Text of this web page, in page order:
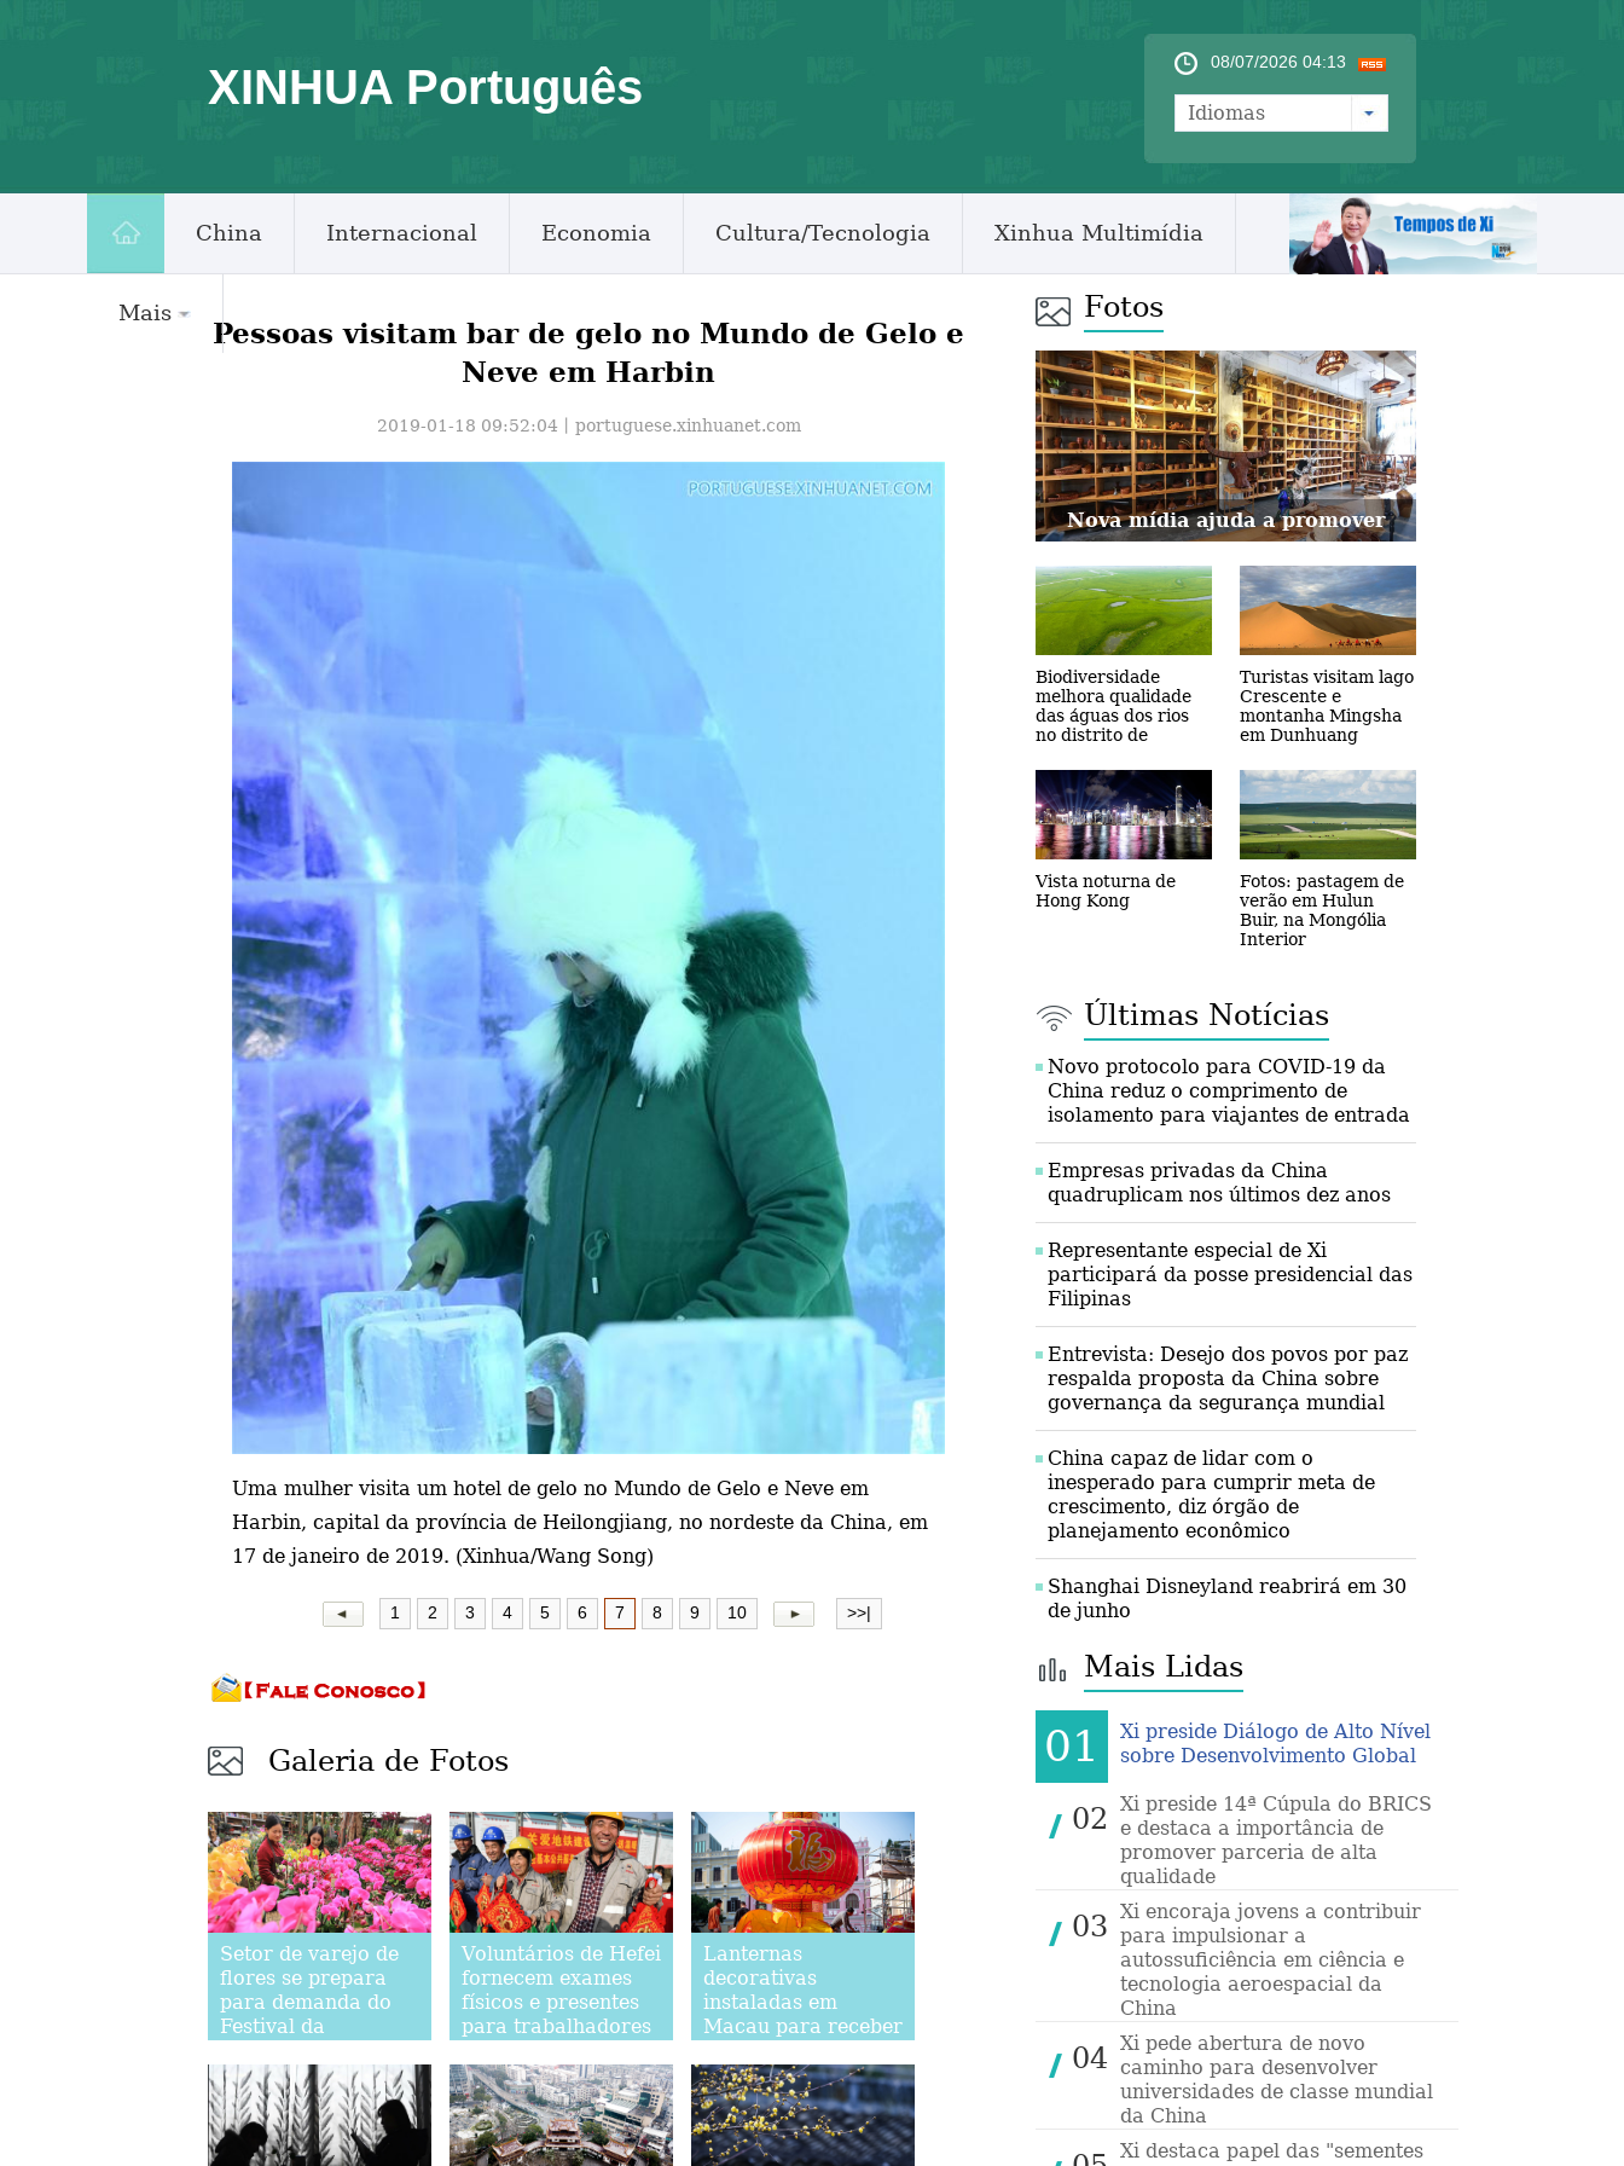
XINHUA Português 08/07/2026 04:13
Idiomas
China Internacional Economia Cultura/Tecnologia Xinhua Multimídia
Mais
Pessoas visitam bar de gelo no Mundo de Gelo e
Neve em Harbin
2019-01-18 09:52:04丨 portuguese.xinhuanet.com
Uma mulher visita um hotel de gelo no Mundo de Gelo e Neve em
Harbin, capital da província de Heilongjiang, no nordeste da China, em
17 de janeiro de 2019. (Xinhua/Wang Song)
1 2 3 4 5 6 7 8 9 10 >>|
Galeria de Fotos
Setor de varejo de
flores se prepara
para demanda do
Festival da
Voluntários de Hefei
fornecem exames
físicos e presentes
para trabalhadores
Lanternas
decorativas
instaladas em
Macau para receber
Fotos
Nova mídia ajuda a promover
projetos de revitalização rural em
Guizhou
Biodiversidade
melhora qualidade
das águas dos rios
no distrito de
de Jilin
Turistas visitam lago
Crescente e
montanha Mingsha
em Dunhuang
Vista noturna de
Hong Kong
Fotos: pastagem de
verão em Hulun
Buir, na Mongólia
Interior
Últimas Notícias
Novo protocolo para COVID-19 da
China reduz o comprimento de
isolamento para viajantes de entrada
Empresas privadas da China
quadruplicam nos últimos dez anos
Representante especial de Xi
participará da posse presidencial das
Filipinas
Entrevista: Desejo dos povos por paz
respalda proposta da China sobre
governança da segurança mundial
China capaz de lidar com o
inesperado para cumprir meta de
crescimento, diz órgão de
planejamento econômico
Shanghai Disneyland reabrirá em 30
de junho
Mais Lidas
01
Xi preside Diálogo de Alto Nível
sobre Desenvolvimento Global
02
Xi preside 14ª Cúpula do BRICS
e destaca a importância de
promover parceria de alta
qualidade
03 Xi encoraja jovens a contribuir
para impulsionar a
autossuficiência em ciência e
tecnologia aeroespacial da
China
04 Xi pede abertura de novo
caminho para desenvolver
universidades de classe mundial
da China
Xi destaca papel das "sementes